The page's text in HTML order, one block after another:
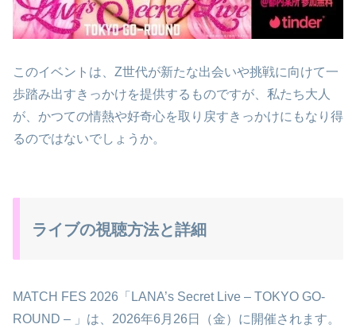
このイベントは、Z世代が新たな出会いや挑戦に向けて一
歩踏み出すきっかけを提供するものですが、私たち大人
が、かつての情熱や好奇心を取り戻すきっかけにもなり得
るのではないでしょうか。
ライブの視聴方法と詳細
MATCH FES 2026「LANA’s Secret Live – TOKYO GO-
ROUND – 」は、2026年6月26日（金）に開催されます。